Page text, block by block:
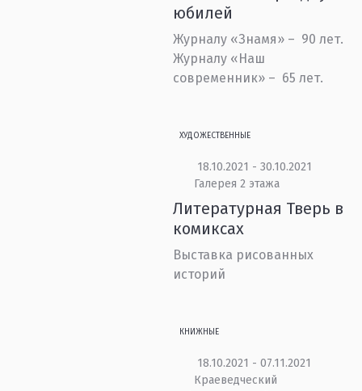
юбилей
Журналу «Знамя» – 90 лет.
Журналу «Наш
современник» – 65 лет.
ХУДОЖЕСТВЕННЫЕ
18.10.2021 - 30.10.2021
Галерея 2 этажа
Литературная Тверь в
комиксах
Выставка рисованных
историй
КНИЖНЫЕ
18.10.2021 - 07.11.2021
Краеведческий